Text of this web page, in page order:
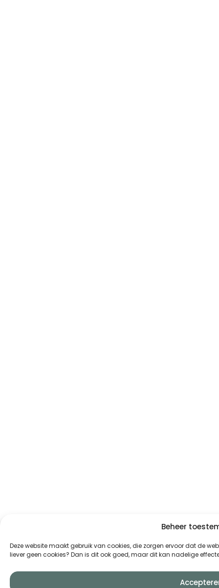
Beheer
Deze website maakt gebruik van cookies, die zorgen ervoor dat de
liever geen cookies? Dan is dit ook goed, maar dit kan nadelige